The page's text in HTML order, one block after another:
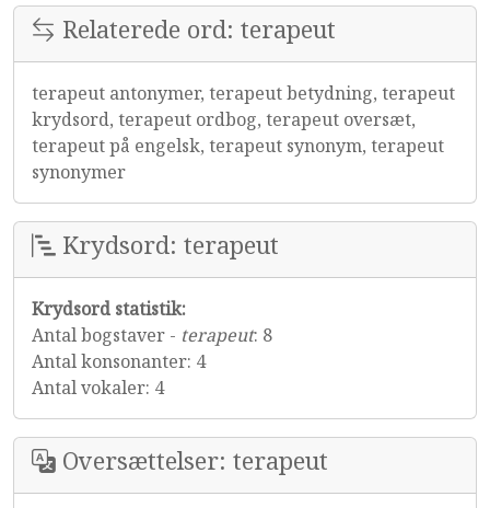
Relaterede ord: terapeut
terapeut antonymer, terapeut betydning, terapeut
krydsord, terapeut ordbog, terapeut oversæt,
terapeut på engelsk, terapeut synonym, terapeut
synonymer
Krydsord: terapeut
Krydsord statistik:
Antal bogstaver - terapeut: 8
Antal konsonanter: 4
Antal vokaler: 4
Oversættelser: terapeut